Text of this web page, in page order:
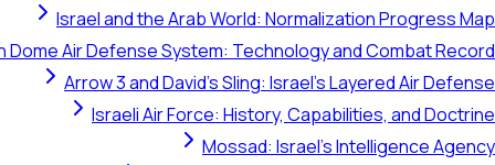
Israel and the Arab World: Normalization Progress Map
Dome Air Defense System: Technology and Combat Record
Arrow 3 and David's Sling: Israel's Layered Air Defense
Israeli Air Force: History, Capabilities, and Doctrine
Mossad: Israel's Intelligence Agency